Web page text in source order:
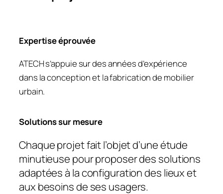
Expertise éprouvée
ATECH s’appuie sur des années d’expérience
dans la conception et la fabrication de mobilier
urbain.
Solutions sur mesure
Chaque projet fait l’objet d’une étude
minutieuse pour proposer des solutions
adaptées à la configuration des lieux et
aux besoins de ses usagers.